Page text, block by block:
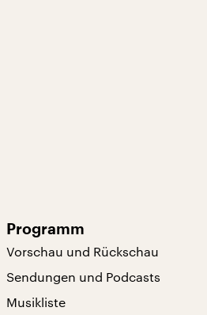
Programm
Vorschau und Rückschau
Sendungen und Podcasts
Musikliste